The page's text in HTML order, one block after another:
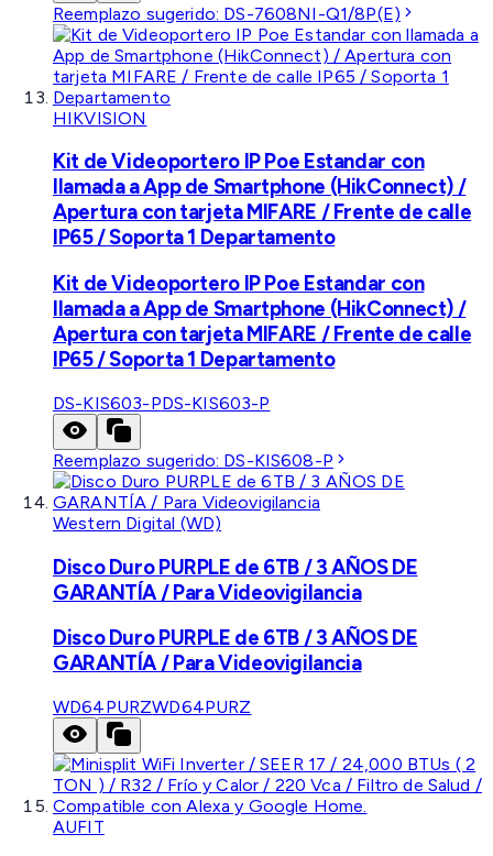
Reemplazo sugerido: DS-7608NI-Q1/8P(E)
HIKVISION
Kit de Videoportero IP Poe Estandar con
llamada a App de Smartphone (HikConnect) /
Apertura con tarjeta MIFARE / Frente de calle
IP65 / Soporta 1 Departamento
Kit de Videoportero IP Poe Estandar con
llamada a App de Smartphone (HikConnect) /
Apertura con tarjeta MIFARE / Frente de calle
IP65 / Soporta 1 Departamento
DS-KIS603-PDS-KIS603-P
Reemplazo sugerido: DS-KIS608-P
Western Digital (WD)
Disco Duro PURPLE de 6TB / 3 AÑOS DE
GARANTÍA / Para Videovigilancia
Disco Duro PURPLE de 6TB / 3 AÑOS DE
GARANTÍA / Para Videovigilancia
WD64PURZWD64PURZ
AUFIT